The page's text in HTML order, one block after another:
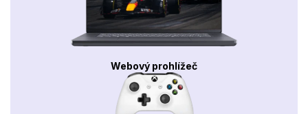
Webový prohlížeč